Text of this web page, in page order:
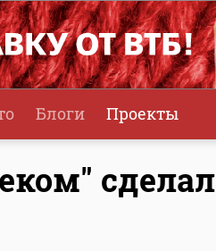
Блоги Проекты
сделал